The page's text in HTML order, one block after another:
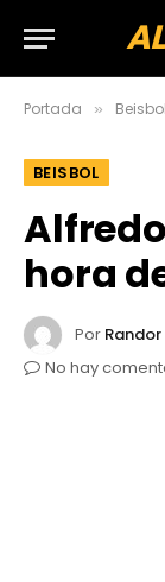
Portada » Beisbol
BEISBOL
hora
Por
No hay